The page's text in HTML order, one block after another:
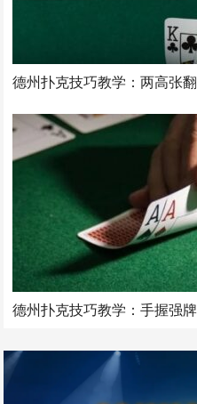
德州扑克技巧教学：两高张
德州扑克技巧教学：手握强